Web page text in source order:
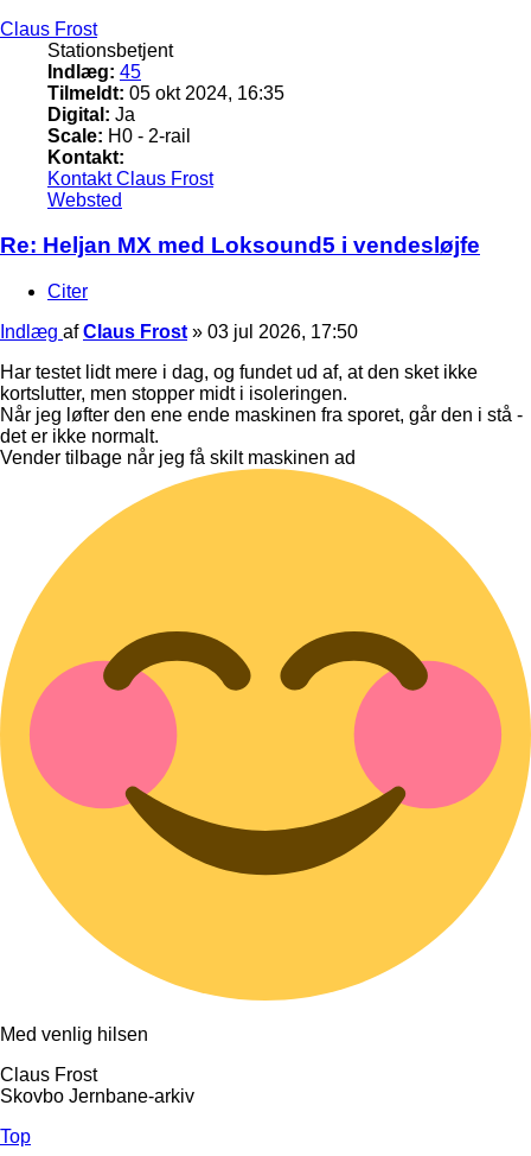
Claus Frost
Stationsbetjent
Indlæg: 45
Tilmeldt: 05 okt 2024, 16:35
Digital: Ja
Scale: H0 - 2-rail
Kontakt:
Kontakt Claus Frost
Websted
Re: Heljan MX med Loksound5 i vendesløjfe
Citer
Indlæg afClaus Frost » 03 jul 2026, 17:50
Har testet lidt mere i dag, og fundet ud af, at den sket ikke
kortslutter, men stopper midt i isoleringen.
Når jeg løfter den ene ende maskinen fra sporet, går den i stå -
det er ikke normalt.
Vender tilbage når jeg få skilt maskinen ad
Med venlig hilsen
Claus Frost
Skovbo Jernbane-arkiv
Top